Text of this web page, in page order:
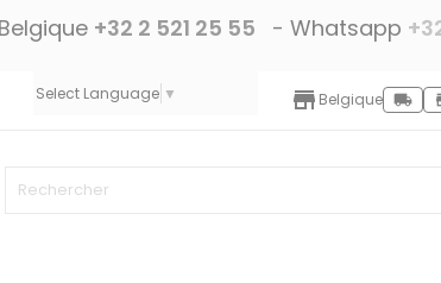
Belgique +32 2 521 25 55 - Whatsapp
Select Language ▼ Belgique local_shipping